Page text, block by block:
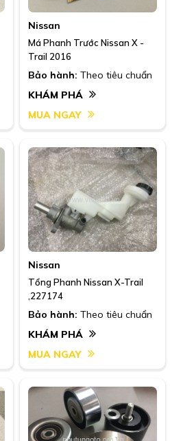
Nissan
Má Phanh Trước Nissan X -
Trail 2016
Bảo hành: Theo tiêu chuẩn
KHÁM PHÁ
MUA NGAY
Nissan
Tổng Phanh Nissan X-Trail
,227174
Bảo hành: Theo tiêu chuẩn
KHÁM PHÁ
MUA NGAY